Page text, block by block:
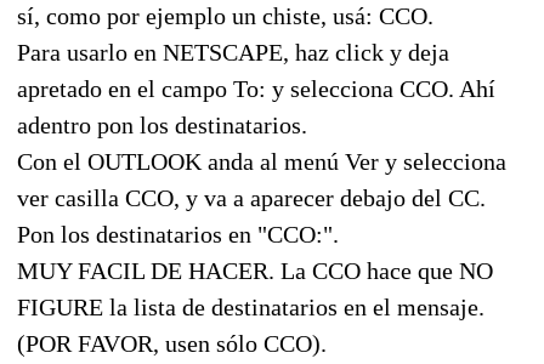
sí, como por ejemplo un chiste, usá: CCO.
Para usarlo en NETSCAPE, haz click y deja
apretado en el campo To: y selecciona CCO. Ahí
adentro pon los destinatarios.
Con el OUTLOOK anda al menú Ver y selecciona
ver casilla CCO, y va a aparecer debajo del CC.
Pon los destinatarios en "CCO:".
MUY FACIL DE HACER. La CCO hace que NO
FIGURE la lista de destinatarios en el mensaje.
(POR FAVOR, usen sólo CCO).